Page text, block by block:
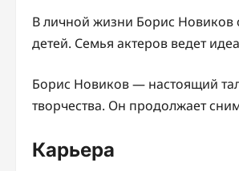
В личной жизни Борис Новиков
детей. Семья актеров ведет
Борис Новиков — настоящий
творчества. Он продолжает
Карьера